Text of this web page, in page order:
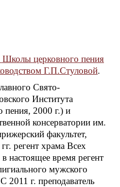
Школы церковного пения
Г.П.Стуловой.
Свято-
Института
пения, 2000 г.) и
консерватории им.
факультет,
регент храма Всех
настоящее время регент
мужского
2011 г. преподаватель